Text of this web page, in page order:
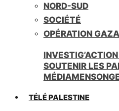
NORD-SUD
SOCIÉTÉ
OPÉRATION
SOUTENIR LES
TÉLÉ PALESTINE